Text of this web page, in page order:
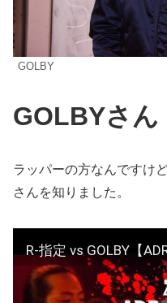
GOLBY
GOLBYさん
ラッパーの方なんですけ
さんを知りました。
R-指定 vs GOLBY【